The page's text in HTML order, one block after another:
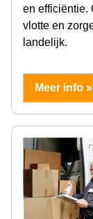
en efficiëntie.
vlotte en
landelijk.
Meer info »